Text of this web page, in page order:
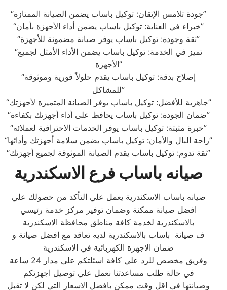
“جودة تلامس الإتقان: توكيل باساب يضمن الصيانة الممتازة”
“خبراء في العناية: توكيل باساب يضمن أداء الأجهزة بأمان”
“ثقة وجودة: توكيل باساب يوفر صيانة مضمونة للأجهزة”
“تميز في الخدمة: توكيل باساب يضمن الأداء الأمثل لجميع
الأجهزة”
“إصلاح بدقة: توكيل باساب يقدم حلولاً فورية وموثوقة
للمشاكل”
“جاهزية للأفضل: توكيل باساب يوفر الصيانة المتميزة لأجهزتك”
“ضمان الجودة: توكيل باساب يحافظ على أداء أجهزتك بكفاءة”
“خبرة مثبتة: توكيل باساب يوفر الخدمات الاحترافية لعملائه”
“راحة البال والأمان: توكيل باساب يضمن سلامة أجهزتك وأدائها”
“ثقة تدوم: توكيل باساب يقدم الصيانة الموثوقة لجميع أجهزتك”
صيانه باساب فرع الاسكندرية
صيانه باساب الاسكندرية يعمل علي التأكد من حصولك علي
افضل صيانة ممكنة وضمان توفير مركز خدمة رئيسي
بالاسكندرية لخدمة كافة مناطق محافظة الاسكندرية
ف صيانة باساب بالاسكندرية لديه تعاقد مع افضل صيانة و
ضمان الاجهزة الكهربائية في الاسكندرية
وفريق مخصص للرد علي كافة اسئلتكم علي مدار 24 ساعة
في حالة طلب مساعدتنا نعمل علي توصيل اجهزتكم
وصيانتها في اقل وقت ممكن بافضل الاسعار التي لكن لا تقبل